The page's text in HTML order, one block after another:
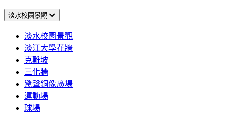
淡水校園景觀
淡水校園景觀
淡江大學花牆
克難坡
三化牆
驚聲銅像廣場
運動場
球場